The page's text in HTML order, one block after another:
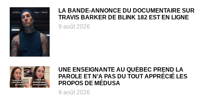
LA BANDE-ANNONCE DU DOCUMENTAIRE SUR
TRAVIS BARKER DE BLINK 182 EST EN LIGNE
9 août 2026
UNE ENSEIGNANTE AU QUÉBEC PREND LA
PAROLE ET N’A PAS DU TOUT APPRÉCIÉ LES
PROPOS DE MÉDUSA
9 août 2026